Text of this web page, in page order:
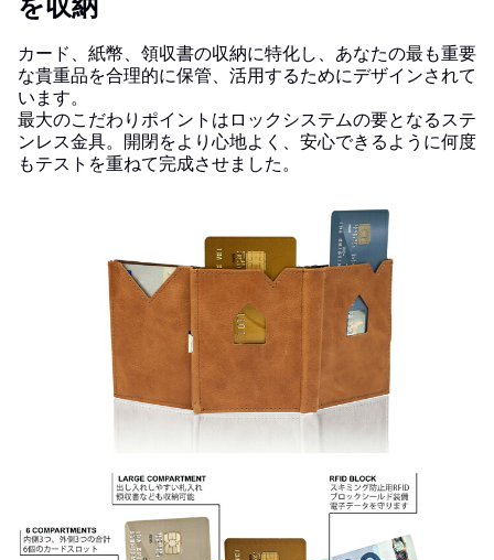
を収納
カード、紙幣、領収書の収納に特化し、あなたの最も重要
な貴重品を合理的に保管、活用するためにデザインされて
います。
最大のこだわりポイントはロックシステムの要となるステ
ンレス金具。開閉をより心地よく、安心できるように何度
もテストを重ねて完成させました。